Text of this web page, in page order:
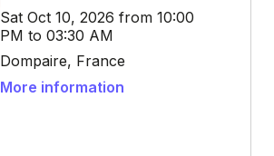
Sat Oct 10, 2026 from 10:00
PM to 03:30 AM
Dompaire, France
More information